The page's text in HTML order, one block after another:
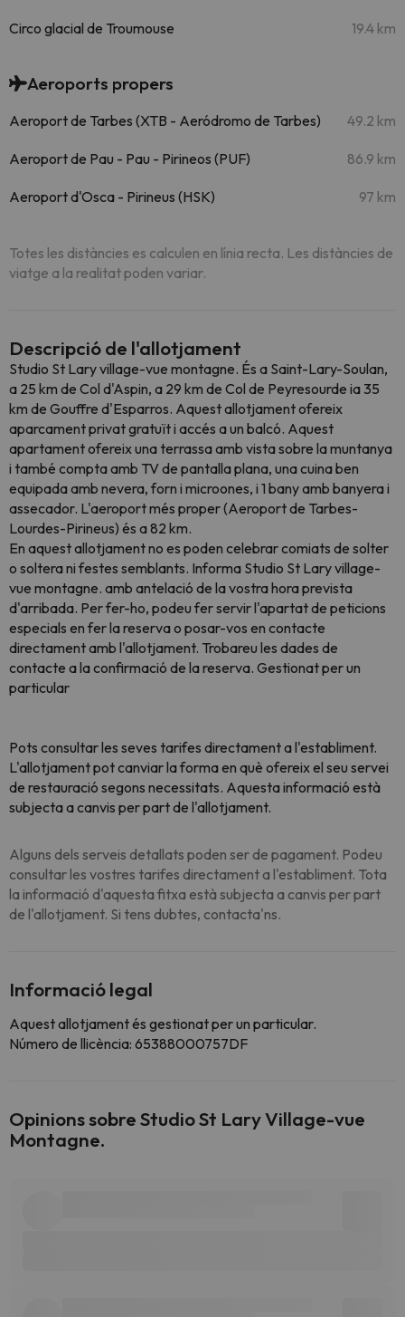
Circo glacial de Troumouse 19.4 km
Aeroports propers
Aeroport de Tarbes (XTB - Aeródromo de Tarbes) 49.2 km
Aeroport de Pau - Pau - Pirineos (PUF) 86.9 km
Aeroport d'Osca - Pirineus (HSK) 97 km
Totes les distàncies es calculen en línia recta. Les distàncies de
viatge a la realitat poden variar.
Descripció de l'allotjament
Studio St Lary village-vue montagne. És a Saint-Lary-Soulan,
a 25 km de Col d'Aspin, a 29 km de Col de Peyresourde ia 35
km de Gouffre d'Esparros. Aquest allotjament ofereix
aparcament privat gratuït i accés a un balcó. Aquest
apartament ofereix una terrassa amb vista sobre la muntanya
i també compta amb TV de pantalla plana, una cuina ben
equipada amb nevera, forn i microones, i 1 bany amb banyera i
assecador. L'aeroport més proper (Aeroport de Tarbes-
Lourdes-Pirineus) és a 82 km.
En aquest allotjament no es poden celebrar comiats de solter
o soltera ni festes semblants. Informa Studio St Lary village-
vue montagne. amb antelació de la vostra hora prevista
d'arribada. Per fer-ho, podeu fer servir l'apartat de peticions
especials en fer la reserva o posar-vos en contacte
directament amb l'allotjament. Trobareu les dades de
contacte a la confirmació de la reserva. Gestionat per un
particular
Pots consultar les seves tarifes directament a l'establiment.
L'allotjament pot canviar la forma en què ofereix el seu servei
de restauració segons necessitats. Aquesta informació està
subjecta a canvis per part de l'allotjament.
Alguns dels serveis detallats poden ser de pagament. Podeu
consultar les vostres tarifes directament a l'establiment. Tota
la informació d'aquesta fitxa està subjecta a canvis per part
de l'allotjament. Si tens dubtes, contacta'ns.
Informació legal
Aquest allotjament és gestionat per un particular.
Número de llicència: 65388000757DF
Opinions sobre Studio St Lary Village-vue
Montagne.